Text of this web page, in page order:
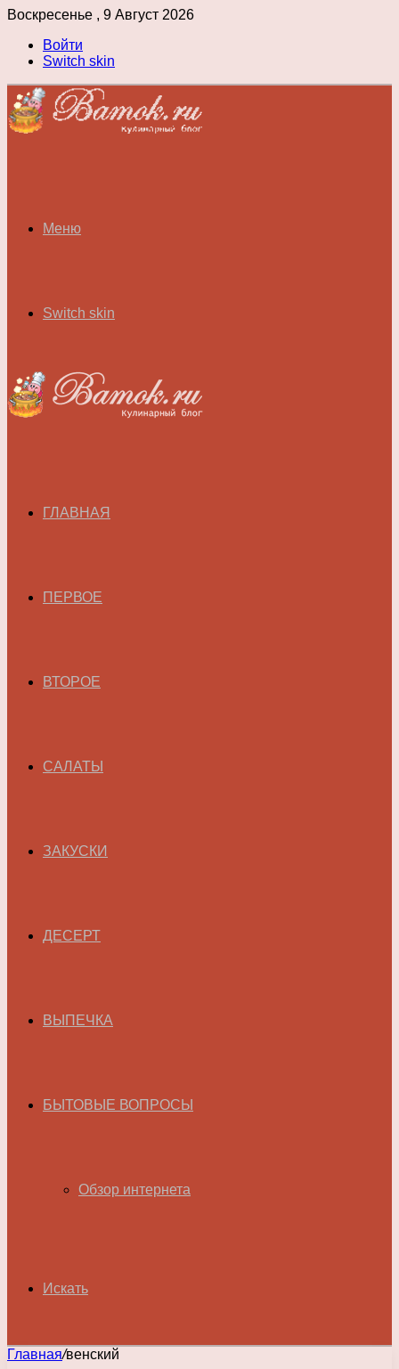
Воскресенье , 9 Август 2026
Войти
Switch skin
Меню
Switch skin
ГЛАВНАЯ
ПЕРВОЕ
ВТОРОЕ
САЛАТЫ
ЗАКУСКИ
ДЕСЕРТ
ВЫПЕЧКА
БЫТОВЫЕ ВОПРОСЫ
Обзор интернета
Искать
Главная/венский